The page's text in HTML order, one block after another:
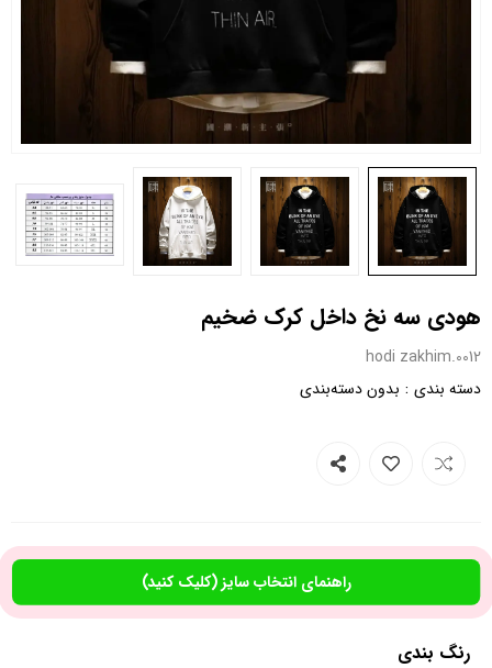
هودی سه نخ داخل کرک ضخیم
0012.hodi zakhim
دسته بندی : بدون دسته‌بندی
راهنمای انتخاب سایز (کلیک کنید)
رنگ بندی